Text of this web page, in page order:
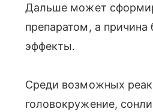
Дальше может
препаратом, а
эффекты.
Среди возможных
головокружение,